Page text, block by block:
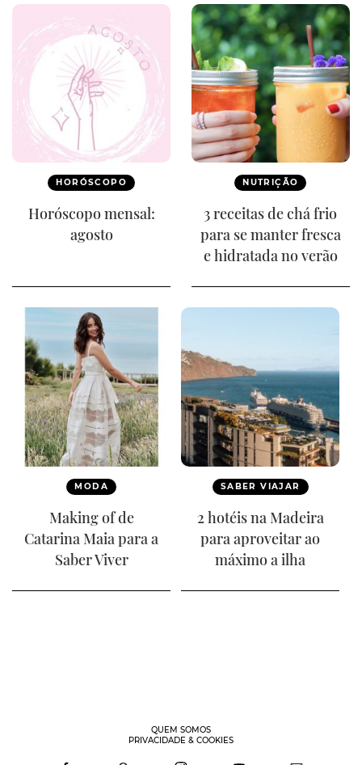
HORÓSCOPO
Horóscopo mensal:
agosto
NUTRIÇÃO
3 receitas de chá frio
para se manter fresca
e hidratada no verão
MODA
Making of de
Catarina Maia para a
Saber Viver
SABER VIAJAR
2 hotéis na Madeira
para aproveitar ao
máximo a ilha
QUEM SOMOS
PRIVACIDADE & COOKIES